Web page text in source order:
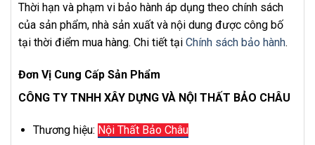
Thời hạn và phạm vi bảo hành áp dụng theo chính sách
của sản phẩm, nhà sản xuất và nội dung được công bố
tại thời điểm mua hàng. Chi tiết tại Chính sách bảo hành.
Đơn Vị Cung Cấp Sản Phẩm
CÔNG TY TNHH XÂY DỰNG VÀ NỘI THẤT BẢO CHÂU
Thương hiệu: Nội Thất Bảo Châu